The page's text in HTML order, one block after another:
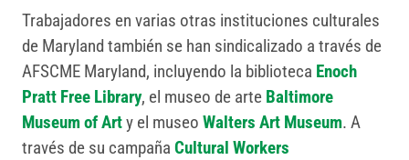
Trabajadores en varias otras instituciones culturales
de Maryland también se han sindicalizado a través de
AFSCME Maryland, incluyendo la biblioteca Enoch
Pratt Free Library, el museo de arte Baltimore
Museum of Arty el museo Walters Art Museum. A
través de su campaña Cultural Workers